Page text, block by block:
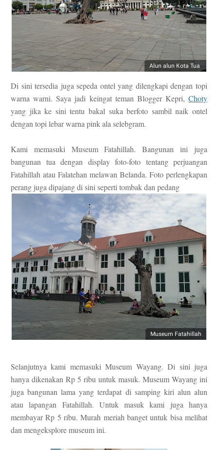
Alun alun Kota Tua
Di sini tersedia juga sepeda ontel yang dilengkapi dengan topi
warna warni. Saya jadi keingat teman Blogger Kepri, Choty
yang jika ke sini tentu bakal suka berfoto sambil naik ontel
dengan topi lebar warna pinkala selebgram.
Kami memasuki Museum Fatahillah. Bangunan ini juga
bangunan tua dengan display foto-foto tentang perjuangan
Fatahillah atau Falatehan melawan Belanda. Foto perlengkapan
perang juga dipajang di sini seperti tombak dan pedang
Museum Fatahillah
Selanjutnya kami memasuki Museum Wayang. Di sini juga
hanya dikenakan Rp 5 ribu untuk masuk. Museum Wayang ini
juga bangunan lama yang terdapat di samping kiri alun alun
atau lapangan Fatahillah. Untuk masuk kami juga hanya
membayar Rp 5 ribu. Murah meriah banget untuk bisa melihat
dan mengeksplore museum ini.